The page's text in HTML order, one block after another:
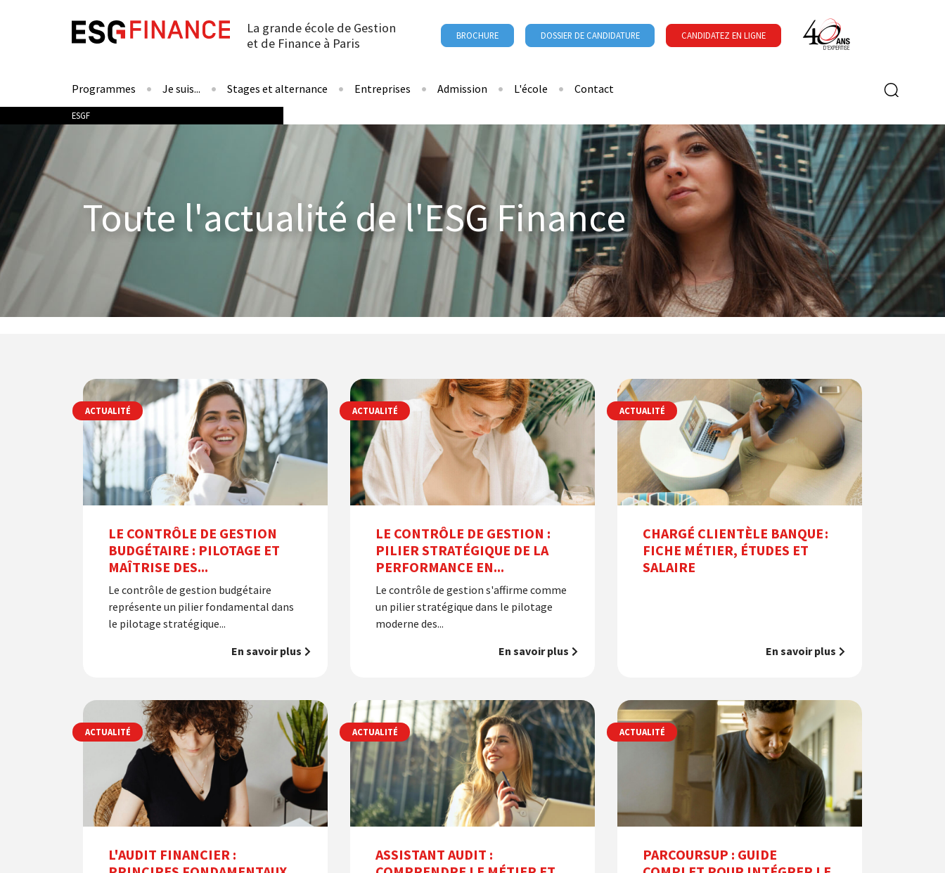
Toute l'actualité de l'ESG Finance
LE CONTRÔLE DE GESTION
BUDGÉTAIRE : PILOTAGE ET
MAÎTRISE DES...
Le contrôle de gestion budgétaire
représente un pilier fondamental dans
le pilotage stratégique...
En savoir plus
ACTUALITÉ
LE CONTRÔLE DE GESTION :
PILIER STRATÉGIQUE DE LA
PERFORMANCE EN...
Le contrôle de gestion s'affirme comme
un pilier stratégique dans le pilotage
moderne des...
En savoir plus
ACTUALITÉ
CHARGÉ CLIENTÈLE BANQUE :
FICHE MÉTIER, ÉTUDES ET
SALAIRE
En savoir plus
ACTUALITÉ
L'AUDIT FINANCIER :
ACTUALITÉ
ASSISTANT AUDIT :
ACTUALITÉ
PARCOURSUP : GUIDE
ACTUALITÉ
La grande école de Gestion
et de Finance à Paris
BROCHURE DOSSIER DE CANDIDATURE CANDIDATEZ EN LIGNE
Programmes Je suis... Stages et alternance Entreprises Admission L'école Contact
Formulaire de recherche
Vous êtes ici
ESGF